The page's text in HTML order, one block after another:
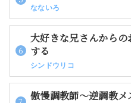
なないろ
大好きな兄さんから
する
シンドウリコ
傲慢調教師～逆調教メ